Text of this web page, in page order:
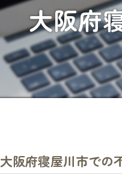
大阪府
大阪府寝屋川市での